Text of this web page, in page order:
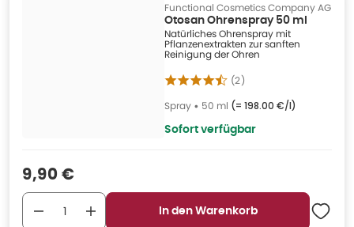
Functional Cosmetics Company AG
Otosan Ohrenspray 50 ml
Natürliches Ohrenspray mit
Pflanzenextrakten zur sanften
Reinigung der Ohren
(2)
Spray • 50 ml (= 198.00 €/l)
Sofort verfügbar
Verkaufspreis
9,90 €
In den Warenkorb